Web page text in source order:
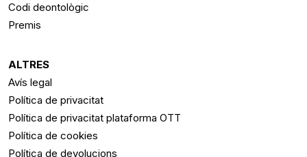
Codi deontològic
Premis
ALTRES
Avís legal
Política de privacitat
Política de privacitat plataforma OTT
Política de cookies
Política de devolucions